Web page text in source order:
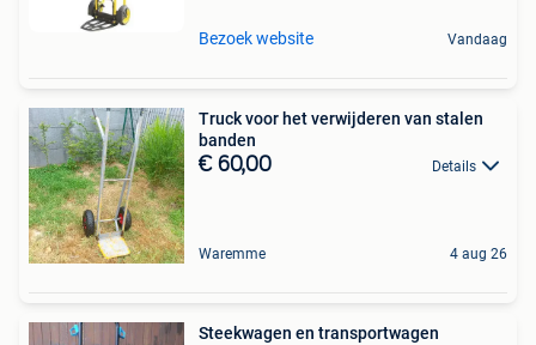
Bezoek website Vandaag
Truck voor het verwijderen van stalen
banden
€ 60,00 Details
Waremme 4 aug 26
Steekwagen en transportwagen